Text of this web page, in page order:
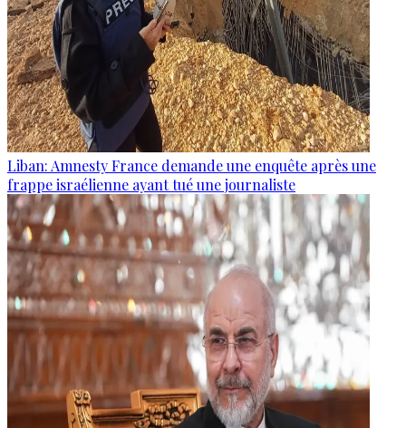
Liban: Amnesty France demande une enquête après une
frappe israélienne ayant tué une journaliste